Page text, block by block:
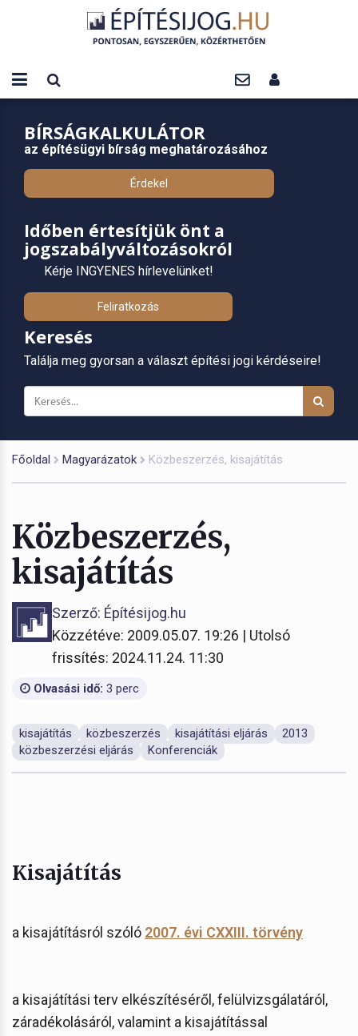
BÍRSÁGKALKULÁTOR
az építésügyi bírság meghatározásához
Érdekel
Időben értesítjük önt a
jogszabályváltozásokról
Kérje INGYENES hírlevelünket!
Feliratkozás
Keresés
Találja meg gyorsan a választ építési jogi kérdéseire!
Főoldal Magyarázatok Közbeszerzés, kisajátítás
Közbeszerzés,
kisajátítás
Szerző: Építésijog.hu
Közzétéve: 2009.05.07. 19:26 | Utolsó
frissítés: 2024.11.24. 11:30
Olvasási idő: 3 perc
kisajátítás közbeszerzés kisajátítási eljárás
2013
közbeszerzési eljárás
Konferenciák
Kisajátítás
a kisajátításról szóló 2007. évi CXXIII. törvény
a kisajátítási terv elkészítéséről, felülvizsgálatáról,
záradékolásáról, valamint a kisajátítással